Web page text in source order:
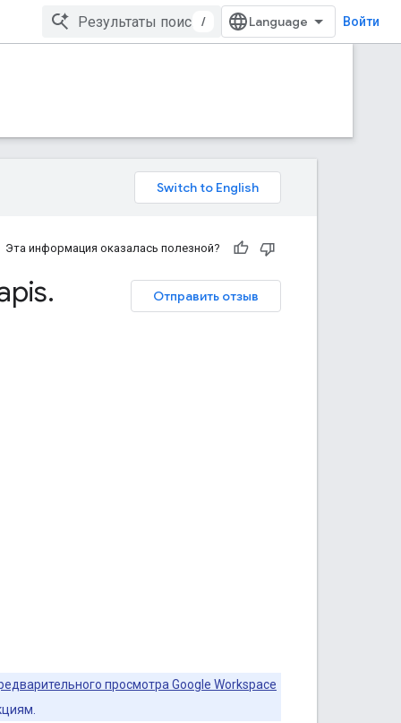
/ Войти
Эта информация оказалась полезной?
Отправить отзыв
.
просмотра Google Workspace